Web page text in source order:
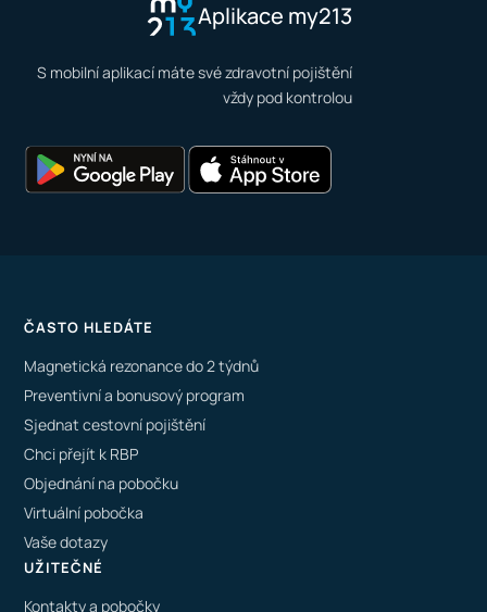
Aplikace my213
S mobilní aplikací máte své zdravotní pojištění
vždy pod kontrolou
ČASTO HLEDÁTE
Magnetická rezonance do 2 týdnů
Preventivní a bonusový program
Sjednat cestovní pojištění
Chci přejít k RBP
Objednání na pobočku
Virtuální pobočka
Vaše dotazy
UŽITEČNÉ
Kontakty a pobočky